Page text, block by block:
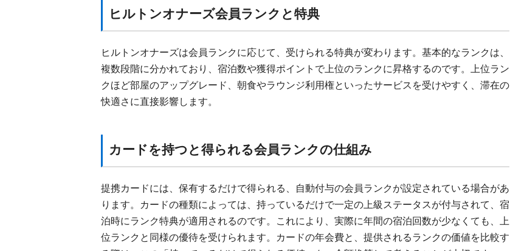
ヒルトンオナーズ会員ランクと特典
ヒルトンオナーズは会員ランクに応じて、受けられる特典が変わります。基本的なランクは、
複数段階に分かれており、宿泊数や獲得ポイントで上位のランクに昇格するのです。上位ラン
クほど部屋のアップグレード、朝食やラウンジ利用権といったサービスを受けやすく、滞在の
快適さに直接影響します。
カードを持つと得られる会員ランクの仕組み
提携カードには、保有するだけで得られる、自動付与の会員ランクが設定されている場合があ
ります。カードの種類によっては、持っているだけで一定の上級ステータスが付与されて、宿
泊時にランク特典が適用されるのです。これにより、実際に年間の宿泊回数が少なくても、上
位ランクと同様の優待を受けられます。カードの年会費と、提供されるランクの価値を比較す